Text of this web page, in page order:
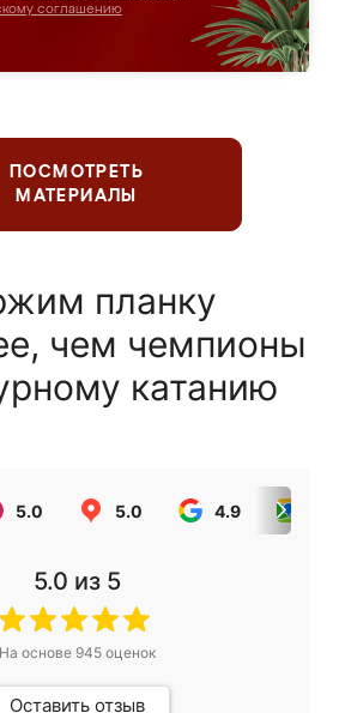
соглашению
ПОСМОТРЕТЬ
МАТЕРИАЛЫ
планку
чем чемпионы
катанию
5.0 5.0 4.9
5.0 из 5
На основе 945оценок
Оставить отзыв